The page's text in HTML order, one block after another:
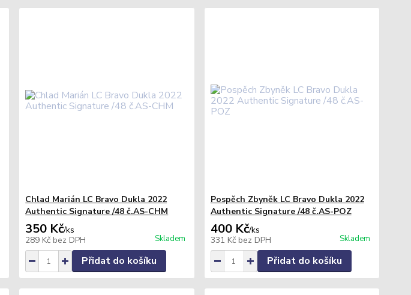
Chlad Marián LC Bravo Dukla 2022
Authentic Signature /48 č.AS-CHM
350 Kč/ks
289 Kč bez DPH Skladem
Přidat do košíku
Pospěch Zbyněk LC Bravo Dukla 2022
Authentic Signature /48 č.AS-POZ
400 Kč/ks
331 Kč bez DPH Skladem
Přidat do košíku